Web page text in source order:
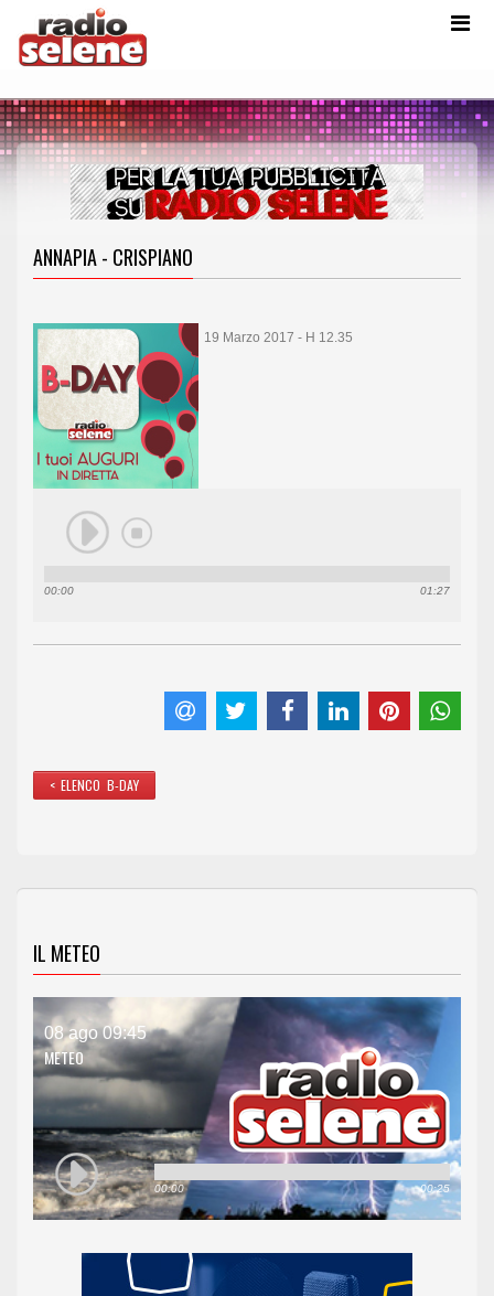
ANNAPIA - CRISPIANO
00:00 01:27
19 Marzo 2017 - H 12.35
< ELENCO B-DAY
IL METEO
08 ago 09:45
METEO
00:00 00:25